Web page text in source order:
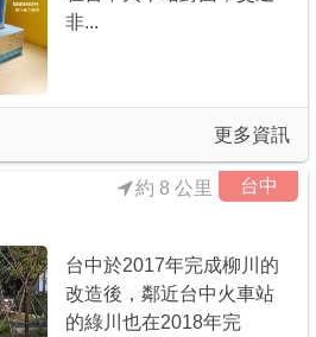
非...
更多資訊
台中
約 8 公里
台中於2017年完成柳川的
改造後，鄰近台中火車站
的綠川也在2018年完